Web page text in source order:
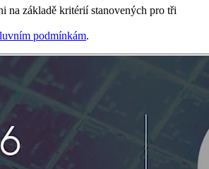
na základě kritérií stanovených pro tři
podmínkám.